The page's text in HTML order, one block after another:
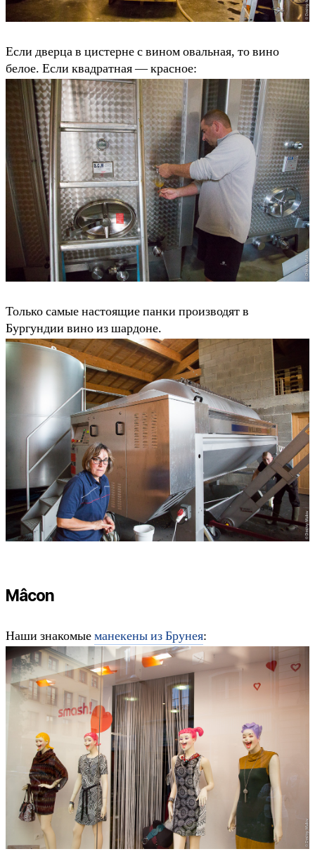
Если дверца в цистерне с вином овальная, то вино
белое. Если квадратная — красное:
Только самые настоящие панки производят в
Бургундии вино из шардоне.
Mâcon
Наши знакомыеманекены из Брунея: